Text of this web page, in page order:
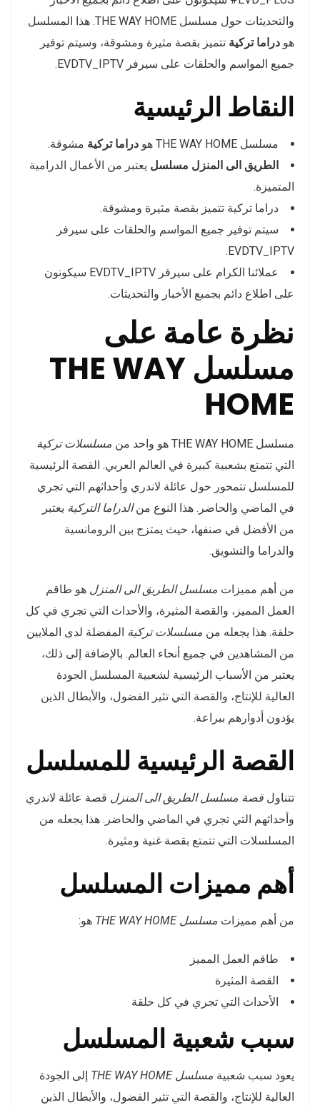
والتحديثات حول مسلسل THE WAY HOME. هذا المسلسل
هو دراما تركية تتميز بقصة مثيرة ومشوقة، وسيتم توفير
جميع المواسم والحلقات على سيرفر EVDTV_IPTV.
النقاط الرئيسية
مسلسل THE WAY HOME هو دراما تركية مشوقة.
الطريق الى المنزل مسلسل يعتبر من الأعمال الدرامية
المتميزة.
دراما تركية تتميز بقصة مثيرة ومشوقة.
سيتم توفير جميع المواسم والحلقات على سيرفر
EVDTV_IPTV.
عملائنا الكرام على سيرفر EVDTV_IPTV سيكونون
على اطلاع دائم بجميع الأخبار والتحديثات.
نظرة عامة على
مسلسل THE WAY
HOME
مسلسل THE WAY HOME هو واحد من
مسلسلات تركية
التي تتمتع بشعبية كبيرة في العالم العربي. القصة الرئيسية
للمسلسل تتمحور حول عائلة لاندري وأحداثهم التي تجري
في الماضي والحاضر. هذا النوع منالدراما التركية يعتبر
من الأفضل في صنفها، حيث يمتزج بين الرومانسية
والدراما والتشويق.
من أهم مميزات مسلسل الطريق الى المنزل هو طاقم
العمل المميز، والقصة المثيرة، والأحداث التي تجري في كل
حلقة. هذا يجعله من مسلسلات تركية المفضلة لدى الملايين
من المشاهدين في جميع أنحاء العالم. بالإضافة إلى ذلك،
يعتبر من الأسباب الرئيسية لشعبية المسلسل الجودة
العالية للإنتاج، والقصة التي تثير الفضول، والأبطال الذين
يؤدون أدوارهم ببراعة.
القصة الرئيسية للمسلسل
تتناول قصة مسلسل الطريق الى المنزل قصة عائلة لاندري
وأحداثهم التي تجري في الماضي والحاضر. هذا يجعله من
المسلسلات التي تتمتع بقصة غنية ومثيرة.
أهم مميزات المسلسل
من أهم مميزات مسلسل THE WAY HOME هو:
طاقم العمل المميز
القصة المثيرة
الأحداث التي تجري في كل حلقة
سبب شعبية المسلسل
يعود سبب شعبية مسلسل THE WAY HOME
إلى الجودة
العالية للإنتاج، والقصة التي تثير الفضول، والأبطال الذين